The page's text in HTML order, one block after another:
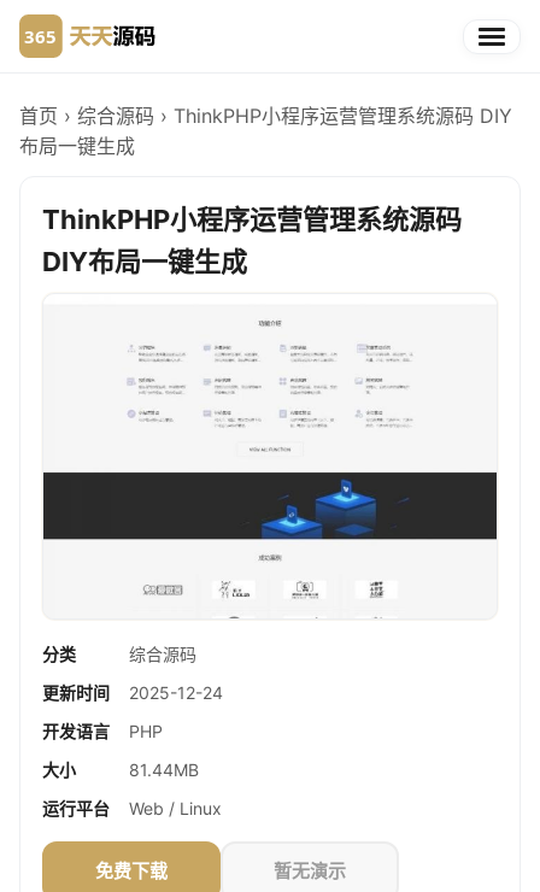
首页 › 综合源码 › ThinkPHP小程序运营管理系统源码 DIY
布局一键生成
ThinkPHP小程序运营管理系统源码
DIY布局一键生成
分类
综合源码
更新时间
2025-12-24
开发语言
PHP
大小
81.44MB
运行平台
Web / Linux
免费下载 暂无演示